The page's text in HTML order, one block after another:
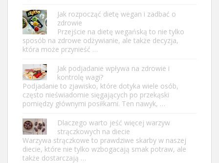
Jak rozpocząć dietę wegan i zadbać o
zdrowie
Przejście na dietę wegańską to nie tylko
sposób na zdrowe odżywianie, ale także decyzja,
która może przynieść …
Jak podjadanie wpływa na zdrowie i
kontrolę wagi?
Podjadanie to zjawisko, które dotyka wiele osób,
często nieświadomie sięgających po przekąski
pomiędzy głównymi posiłkami. Ten nawyk, …
Dlaczego warto jeść więcej warzyw
strączkowych na diecie
Warzywa strączkowe to prawdziwe skarby w naszej
diecie, które nie tylko wzbogacają smak potraw, ale
także dostarczają …